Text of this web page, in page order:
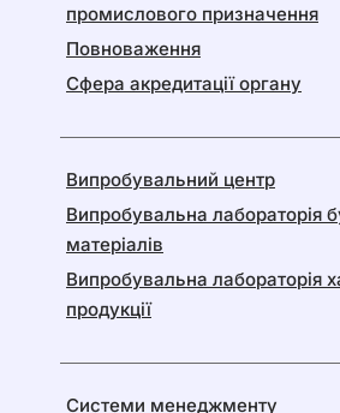
промислового призначення
Повноваження
Сфера акредитації органу
Випробувальний центр
Випробувальна лабораторія
матеріалів
Випробувальна лабораторія
продукції
Системи менеджменту